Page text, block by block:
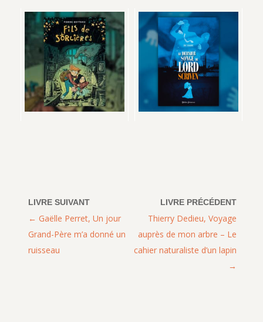
Thierry Dedieu, Voyage
auprès de mon arbre – Le
cahier naturaliste d’un lapin
Gaëlle Perret, Un jour
Grand-Père m’a donné un
ruisseau